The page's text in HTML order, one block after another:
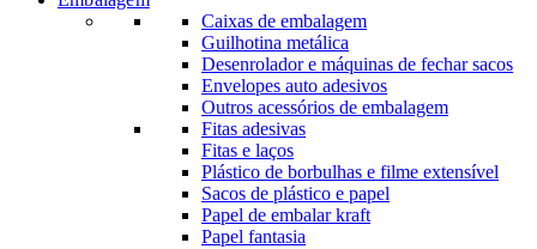
Caixas de embalagem
Guilhotina metálica
Desenrolador e máquinas de fechar sacos
Envelopes auto adesivos
Outros acessórios de embalagem
Fitas adesivas
Fitas e laços
Plástico de borbulhas e filme extensível
Sacos de plástico e papel
Papel de embalar kraft
Papel fantasia